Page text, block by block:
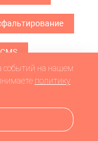
атака дронов
событий на нашем
политику